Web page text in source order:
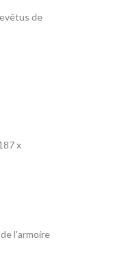
de
x
de l'armoire